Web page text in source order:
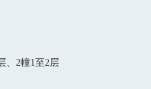
、2幢1至2层